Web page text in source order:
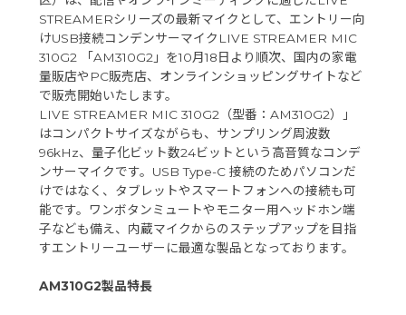
STREAMERシリーズの最新マイクとして、エントリー向
けUSB接続コンデンサーマイクLIVE STREAMER MIC
310G2 「AM310G2」を10月18日より順次、国内の家電
量販店やPC販売店、オンラインショッピングサイトなど
で販売開始いたします。
LIVE STREAMER MIC 310G2（型番：AM310G2）」
はコンパクトサイズながらも、サンプリング周波数
96kHz、量子化ビット数24ビットという高音質なコンデ
ンサーマイクです。USB Type-C 接続のためパソコンだ
けではなく、タブレットやスマートフォンへの接続も可
能です。ワンボタンミュートやモニター用ヘッドホン端
子なども備え、内蔵マイクからのステップアップを目指
すエントリーユーザーに最適な製品となっております。
AM310G2製品特長